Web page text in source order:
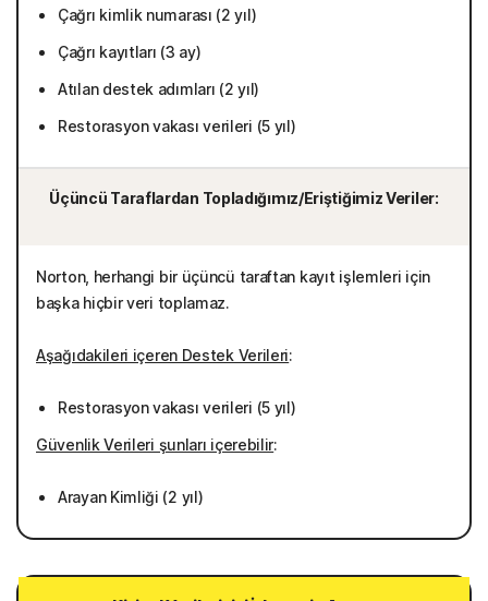
Çağrı kimlik numarası (2 yıl)
Çağrı kayıtları (3 ay)
Atılan destek adımları (2 yıl)
Restorasyon vakası verileri (5 yıl)
Üçüncü Taraflardan Topladığımız/Eriştiğimiz Veriler:
Norton, herhangi bir üçüncü taraftan kayıt işlemleri için
başka hiçbir veri toplamaz.
Aşağıdakileri içeren Destek Verileri:
Restorasyon vakası verileri (5 yıl)
Güvenlik Verileri şunları içerebilir:
Arayan Kimliği (2 yıl)